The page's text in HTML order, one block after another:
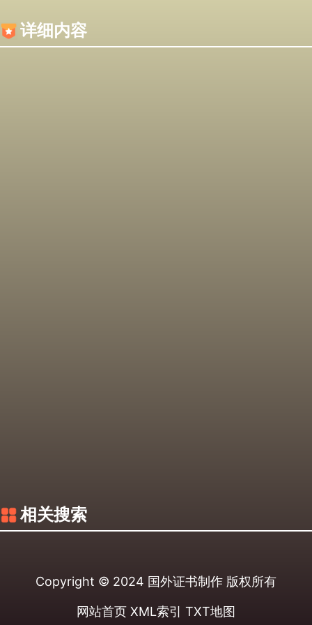
详细内容
相关搜索
Copyright © 2024 国外证书制作 版权所有
网站首页 XML索引 TXT地图